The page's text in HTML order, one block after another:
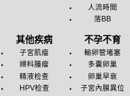
人流時間
落BB
其他疾病
子宮肌瘤
婦科腫瘤
精液检查
HPV检查
不孕不育
輸卵管堵塞
多囊卵巢
卵巢早衰
子宮內膜異位